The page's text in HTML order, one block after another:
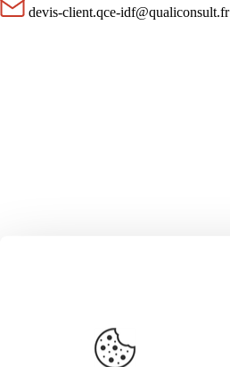
devis-client.qce-idf@qualiconsult.fr